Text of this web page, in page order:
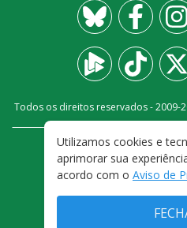
Todos os direitos reservados - 2009-
FALE
TERMOS E
Utilizamos cookies e
aprimorar sua
acordo com o Aviso de